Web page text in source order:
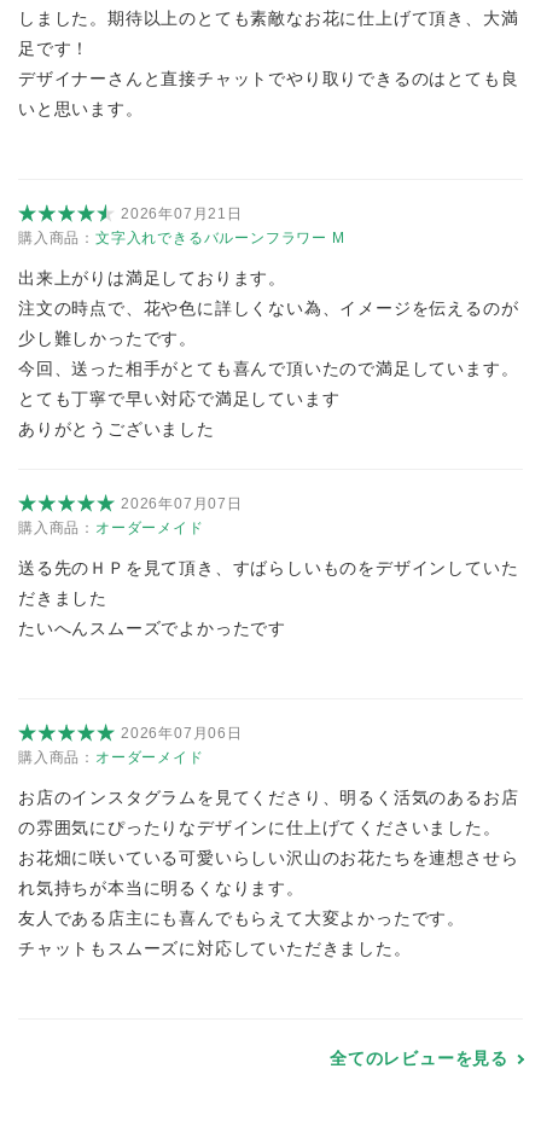
しました。期待以上のとても素敵なお花に仕上げて頂き、大満
足です！
デザイナーさんと直接チャットでやり取りできるのはとても良
いと思います。
2026年07月21日
購入商品： 文字入れできるバルーンフラワー M
出来上がりは満足しております。
注文の時点で、花や色に詳しくない為、イメージを伝えるのが
少し難しかったです。
今回、送った相手がとても喜んで頂いたので満足しています。
とても丁寧で早い対応で満足しています
ありがとうございました
2026年07月07日
購入商品： オーダーメイド
送る先のＨＰを見て頂き、すばらしいものをデザインしていた
だきました
たいへんスムーズでよかったです
2026年07月06日
購入商品： オーダーメイド
お店のインスタグラムを見てくださり、明るく活気のあるお店
の雰囲気にぴったりなデザインに仕上げてくださいました。
お花畑に咲いている可愛いらしい沢山のお花たちを連想させら
れ気持ちが本当に明るくなります。
友人である店主にも喜んでもらえて大変よかったです。
チャットもスムーズに対応していただきました。
全てのレビューを見る